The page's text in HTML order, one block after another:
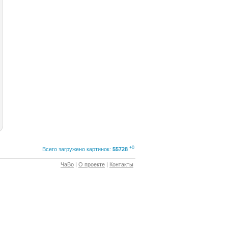
Всего загружено картинок: 55728 +0
ЧаВо | О проекте | Контакты